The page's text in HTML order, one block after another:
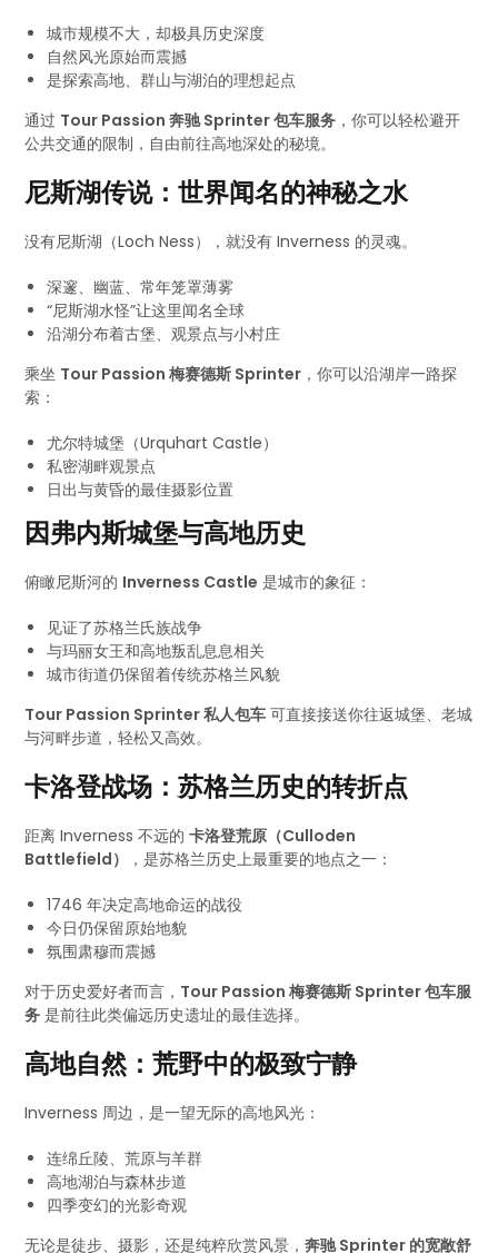
城市规模不大，却极具历史深度
自然风光原始而震撼
是探索高地、群山与湖泊的理想起点
通过 Tour Passion 奔驰 Sprinter 包车服务 ，你可以轻松避开
公共交通的限制，自由前往高地深处的秘境。
尼斯湖传说：世界闻名的神秘之水
没有尼斯湖（Loch Ness），就没有 Inverness 的灵魂。
深邃、幽蓝、常年笼罩薄雾
“尼斯湖水怪”让这里闻名全球
沿湖分布着古堡、观景点与小村庄
乘坐 Tour Passion 梅赛德斯 Sprinter ，你可以沿湖岸一路探
索：
尤尔特城堡（Urquhart Castle）
私密湖畔观景点
日出与黄昏的最佳摄影位置
因弗内斯城堡与高地历史
俯瞰尼斯河的 Inverness Castle 是城市的象征：
见证了苏格兰氏族战争
与玛丽女王和高地叛乱息息相关
城市街道仍保留着传统苏格兰风貌
Tour Passion Sprinter 私人包车 可直接接送你往返城堡、老城
与河畔步道，轻松又高效。
卡洛登战场：苏格兰历史的转折点
距离 Inverness 不远的卡洛登荒原（Culloden
Battlefield）
，是苏格兰历史上最重要的地点之一：
1746 年决定高地命运的战役
今日仍保留原始地貌
氛围肃穆而震撼
对于历史爱好者而言， Tour Passion 梅赛德斯 Sprinter 包车服
务 是前往此类偏远历史遗址的最佳选择。
高地自然：荒野中的极致宁静
Inverness 周边，是一望无际的高地风光：
连绵丘陵、荒原与羊群
高地湖泊与森林步道
四季变幻的光影奇观
无论是徒步、摄影，还是纯粹欣赏风景，奔驰 Sprinter 的宽敞舒